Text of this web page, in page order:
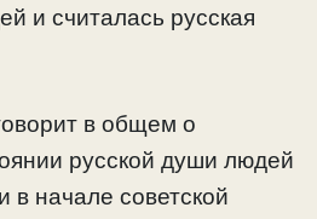
и считалась русская
в общем о
русской души людей
начале советской